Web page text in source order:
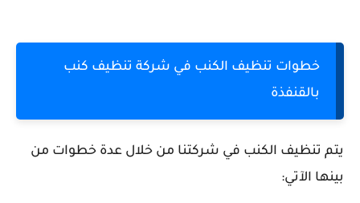
خطوات تنظيف الكنب في شركة تنظيف كنب
بالقنفذة
يتم تنظيف الكنب في شركتنا من خلال عدة خطوات من
بينها الآتي: